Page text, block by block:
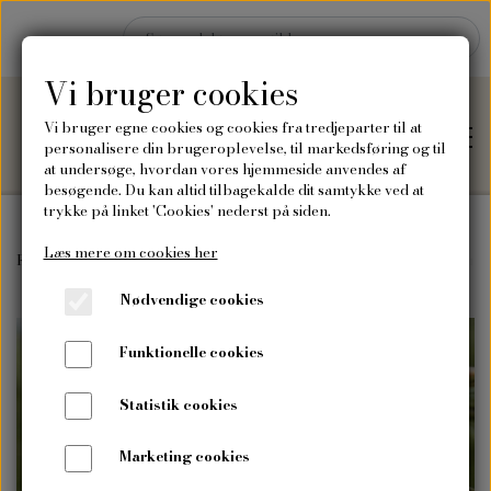
Hjem
Blog
Om mig
Forside Frø Vilde blomsterfrø
Vi bruger cookies
Vi bruger egne cookies og cookies fra tredjeparter til at
personalisere din brugeroplevelse, til markedsføring og til
at undersøge, hvordan vores hjemmeside anvendes af
besøgende. Du kan altid tilbagekalde dit samtykke ved at
trykke på linket 'Cookies' nederst på siden.
Læs mere om cookies her
Nødvendige cookies
Funktionelle cookies
Statistik cookies
Marketing cookies